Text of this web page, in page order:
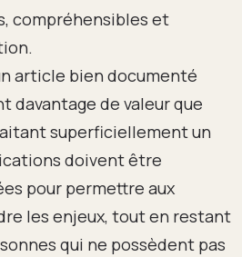
compréhensibles et
article bien documenté
davantage de valeur que
superficiellement un
doivent être
pour permettre aux
les enjeux, tout en restant
qui ne possèdent pas